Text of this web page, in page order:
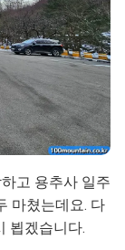
고 용추사 일주
마쳤는데요. 다
뵙겠습니다.